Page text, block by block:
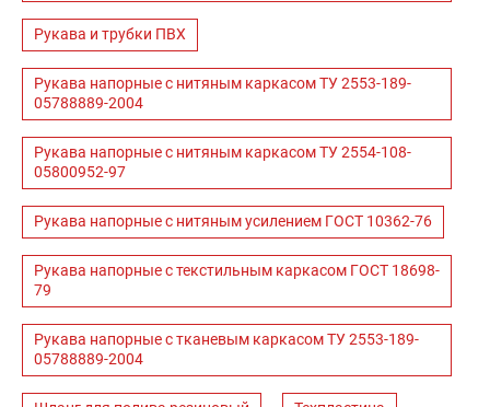
Рукава и трубки ПВХ
Рукава напорные с нитяным каркасом ТУ 2553-189-
05788889-2004
Рукава напорные с нитяным каркасом ТУ 2554-108-
05800952-97
Рукава напорные с нитяным усилением ГОСТ 10362-76
Рукава напорные с текстильным каркасом ГОСТ 18698-
79
Рукава напорные с тканевым каркасом ТУ 2553-189-
05788889-2004